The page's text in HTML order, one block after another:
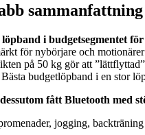
sammanfattning
i budgetsegmentet
för nybörjare och
på 50 kg gör att
budgetlöpband i en stor
fått Bluetooth med
jogging, backträning